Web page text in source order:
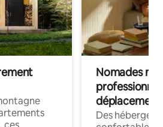
Nomades
déplacement
Des